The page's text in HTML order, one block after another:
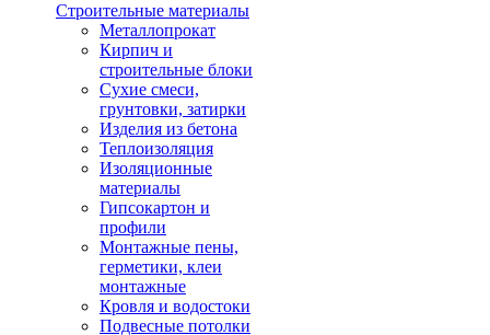
Строительные материалы
Металлопрокат
Кирпич и
строительные блоки
Сухие смеси,
грунтовки, затирки
Изделия из бетона
Теплоизоляция
Изоляционные
материалы
Гипсокартон и
профили
Монтажные пены,
герметики, клеи
монтажные
Кровля и водостоки
Подвесные потолки